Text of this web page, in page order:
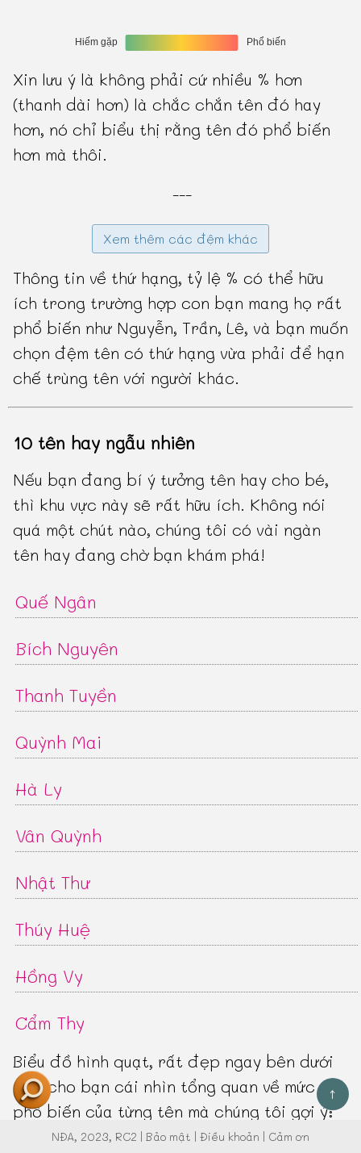
Xin lưu ý là không phải cứ nhiều % hơn
(thanh dài hơn) là chắc chắn tên đó hay
hơn, nó chỉ biểu thị rằng tên đó phổ biến
hơn mà thôi.
---
Xem thêm các đệm khác
Thông tin về thứ hạng, tỷ lệ % có thể hữu
ích trong trường hợp con bạn mang họ rất
phổ biến như Nguyễn, Trần, Lê, và bạn muốn
chọn đệm tên có thứ hạng vừa phải để hạn
chế trùng tên với người khác.
10 tên hay ngẫu nhiên
Nếu bạn đang bí ý tưởng tên hay cho bé,
thì khu vực này sẽ rất hữu ích. Không nói
quá một chút nào, chúng tôi có vài ngàn
tên hay đang chờ bạn khám phá!
Quế Ngân
Bích Nguyên
Thanh Tuyền
Quỳnh Mai
Hà Ly
Vân Quỳnh
Nhật Thư
Thúy Huệ
Hồng Vy
Cẩm Thy
Biểu đồ hình quạt, rất đẹp ngay bên dưới
đây cho bạn cái nhìn tổng quan về mức độ
phổ biến của từng tên mà chúng tôi gợi ý:
↑
NĐA, 2023, RC2 | Bảo mật | Điều khoản | Cảm ơn